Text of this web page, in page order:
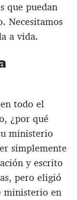
que puedan
Necesitamos
a vida.
todo el
¿por qué
ministerio
simplemente
y escrito
pero eligió
ministerio en